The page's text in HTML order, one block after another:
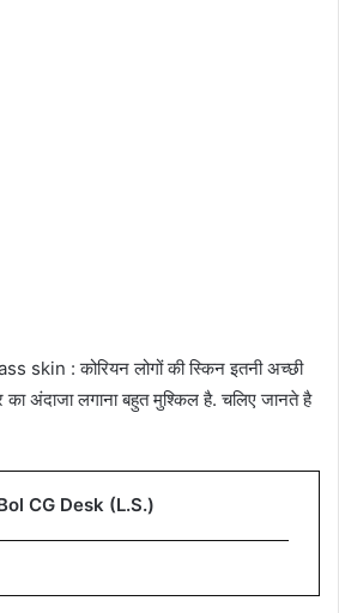
skin : कोरियन लोगों की स्किन इतनी अच्छी
अंदाजा लगाना बहुत मुश्किल है. चलिए जानते है
CG Desk (L.S.)